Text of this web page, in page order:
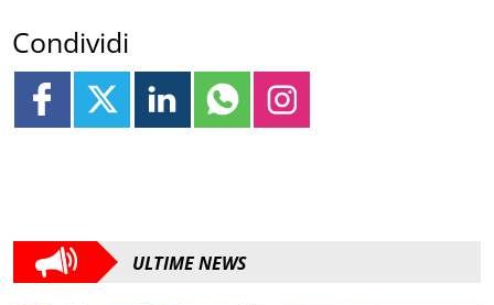
Condividi
ULTIME NEWS